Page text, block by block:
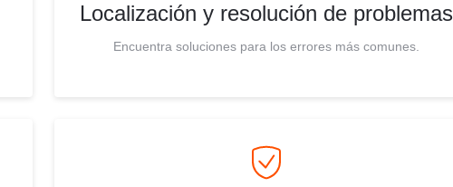
Localización y resolución de problemas
Encuentra soluciones para los errores más comunes.